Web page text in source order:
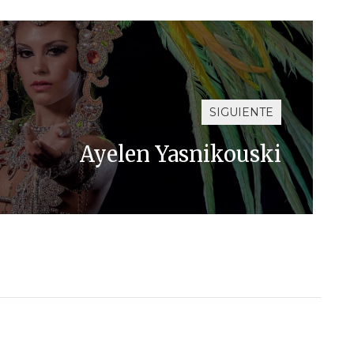
SIGUIENTE
Ayelen Yasnikouski